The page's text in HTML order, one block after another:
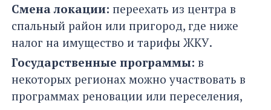
Смена локации: переехать из центра в
спальный район или пригород, где ниже
налог на имущество и тарифы ЖКУ.
Государственные программы: в
некоторых регионах можно участвовать в
программах реновации или переселения,